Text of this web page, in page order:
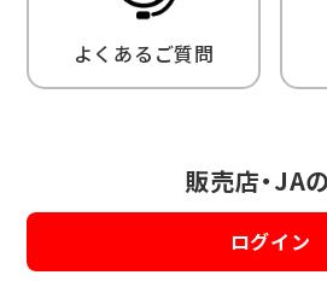
よくあるご質問
販売店・JA
ログイン